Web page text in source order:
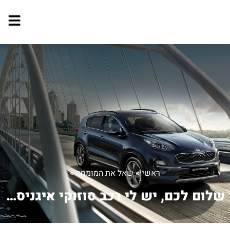
ראשי»שאל את המומחה»
שלום לכם, יש לי רכב סוזוקי איגניס .את...